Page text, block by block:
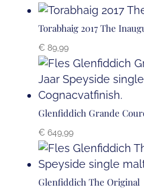
Torabhaig 2017 The
€89,99
Glenfiddich Grande
€649,99
Glenfiddich The Original